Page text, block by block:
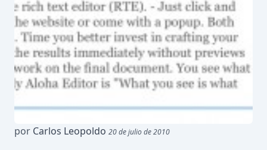
por Carlos Leopoldo 20 de julio de 2010